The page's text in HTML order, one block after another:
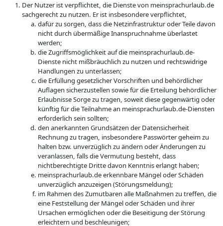
Der Nutzer ist verpflichtet, die Dienste von meinsprachurlaub.de
sachgerecht zu nutzen. Er ist insbesondere verpflichtet,
dafür zu sorgen, dass die Netzinfrastruktur oder Teile davon
nicht durch übermäßige Inanspruchnahme überlastet
werden;
die Zugriffsmöglichkeit auf die meinsprachurlaub.de-
Dienste nicht mißbräuchlich zu nutzen und rechtswidrige
Handlungen zu unterlassen;
die Erfüllung gesetzlicher Vorschriften und behördlicher
Auflagen sicherzustellen sowie für die Erteilung behördlicher
Erlaubnisse Sorge zu tragen, soweit diese gegenwärtig oder
künftig für die Teilnahme an meinsprachurlaub.de-Diensten
erforderlich sein sollten;
den anerkannten Grundsätzen der Datensicherheit
Rechnung zu tragen, insbesondere Passwörter geheim zu
halten bzw. unverzüglich zu ändern oder Änderungen zu
veranlassen, falls die Vermutung besteht, dass
nichtberechtigte Dritte davon Kenntnis erlangt haben;
meinsprachurlaub.de erkennbare Mängel oder Schäden
unverzüglich anzuzeigen (Störungsmeldung);
im Rahmen des Zumutbaren alle Maßnahmen zu treffen, die
eine Feststellung der Mängel oder Schäden und ihrer
Ursachen ermöglichen oder die Beseitigung der Störung
erleichtern und beschleunigen;